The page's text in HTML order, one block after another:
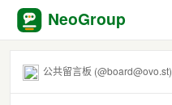
NeoGroup
公共留言板 (@board@ovo.st)